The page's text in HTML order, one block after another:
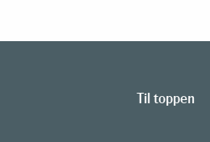
Til toppen